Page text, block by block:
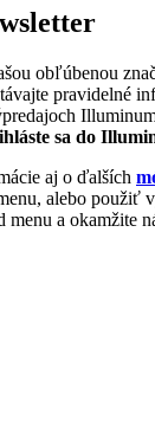
obľúbenou
pravidelné
sa do
aj o ďalších
alebo použiť
menu a okamžite